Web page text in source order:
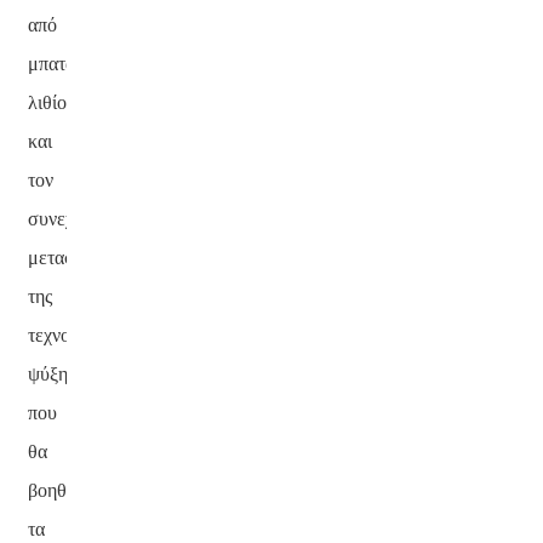
από
μπαταρίες
λιθίου
και
τον
συνεχή
μετασχηματισμό
της
τεχνολογίας
ψύξης,
που
θα
βοηθήσει
τα